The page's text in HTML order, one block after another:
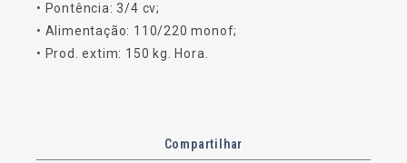
• Pontência: 3/4 cv;
• Alimentação: 110/220 monof;
• Prod. extim: 150 kg. Hora.
Compartilhar